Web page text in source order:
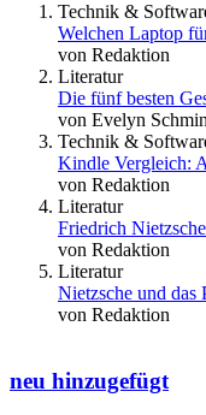
Technik &
Welchen Laptop
von Redaktion
Literatur
Die fünf besten
von Evelyn
Technik &
Kindle Vergleich:
von Redaktion
Literatur
Friedrich
von Redaktion
Literatur
Nietzsche und
von Redaktion
neu hinzugefügt